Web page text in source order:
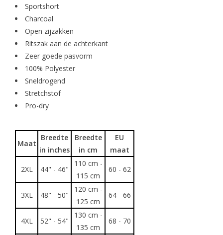
Sportshort
Charcoal
Open zijzakken
Ritszak aan de achterkant
Zeer goede pasvorm
100% Polyester
Sneldrogend
Stretchstof
Pro-dry
Maat
Breedte
in inches
Breedte
in cm
EU
maat
2XL 44" - 46"
110 cm -
115 cm
60 - 62
3XL 48" - 50"
120 cm -
125 cm
64 - 66
4XL 52" - 54"
130 cm -
135 cm
68 - 70